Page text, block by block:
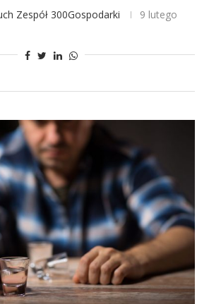
Zespół 300Gospodarki
9 lutego